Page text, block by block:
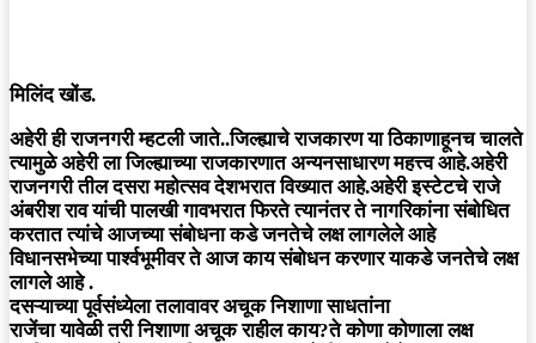
मिलिंद खोंड.
अहेरी ही राजनगरी म्हटली जाते..जिल्ह्याचे राजकारण या ठिकाणाहूनच चालते
त्यामुळे अहेरी ला जिल्ह्याच्या राजकारणात अन्यनसाधारण महत्त्व आहे.अहेरी
राजनगरी तील दसरा महोत्सव देशभरात विख्यात आहे.अहेरी इस्टेटचे राजे
अंबरीश राव यांची पालखी गावभरात फिरते त्यानंतर ते नागरिकांना संबोधित
करतात त्यांचे आजच्या संबोधना कडे जनतेचे लक्ष लागलेले आहे
विधानसभेच्या पार्श्वभूमीवर ते आज काय संबोधन करणार याकडे जनतेचे लक्ष
लागले आहे .
दसऱ्याच्या पूर्वसंध्येला तलावावर अचूक निशाणा साधतांना
राजेंचा यावेळी तरी निशाणा अचूक राहील काय?ते कोणा कोणाला लक्ष